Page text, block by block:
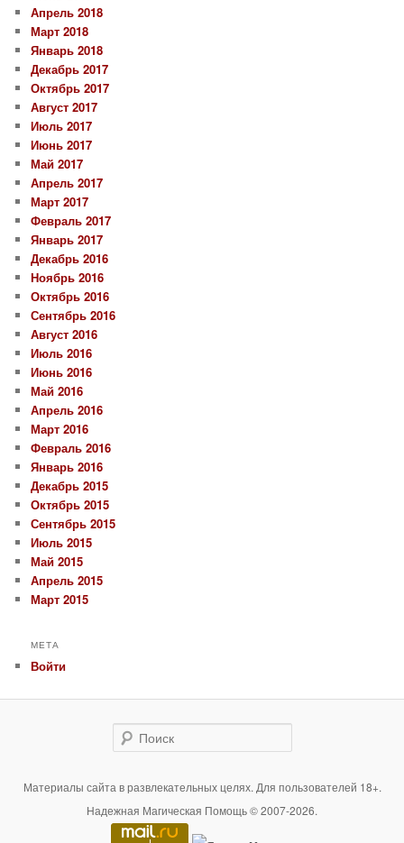
Апрель 2018
Март 2018
Январь 2018
Декабрь 2017
Октябрь 2017
Август 2017
Июль 2017
Июнь 2017
Май 2017
Апрель 2017
Март 2017
Февраль 2017
Январь 2017
Декабрь 2016
Ноябрь 2016
Октябрь 2016
Сентябрь 2016
Август 2016
Июль 2016
Июнь 2016
Май 2016
Апрель 2016
Март 2016
Февраль 2016
Январь 2016
Декабрь 2015
Октябрь 2015
Сентябрь 2015
Июль 2015
Май 2015
Апрель 2015
Март 2015
МЕТА
Войти
Поиск
Материалы сайта в развлекательных целях. Для пользователей 18+.
Надежная Магическая Помощь © 2007-2026.